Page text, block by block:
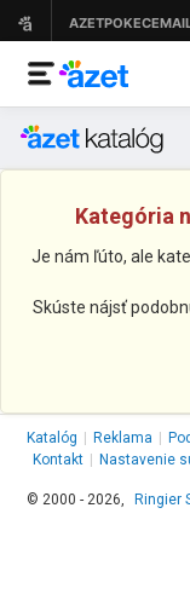
Kategória
Je nám ľúto, ale
Skúste nájsť
Katalóg Reklama
Kontakt
Nastavenie
© 2000 - 2026, Ringier